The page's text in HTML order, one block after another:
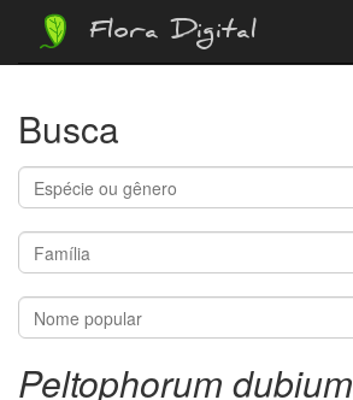
Flora Digital
Busca
Peltophorum dubium